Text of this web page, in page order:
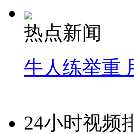
热点新闻
牛人练举重
24小时视频